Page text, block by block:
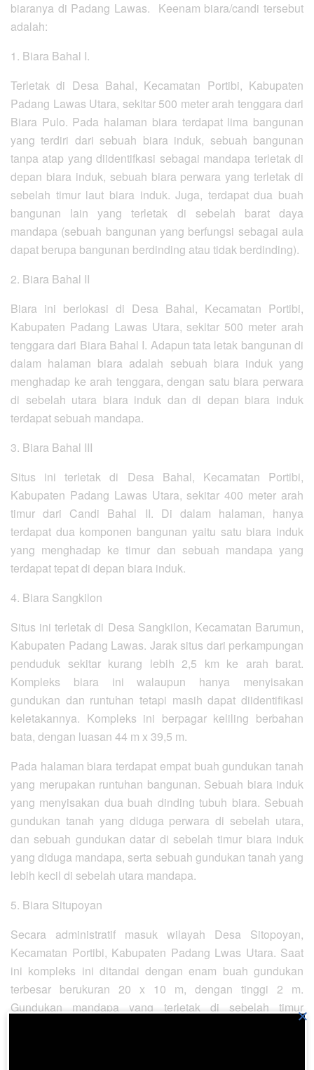
biaranya di Padang Lawas. Keenam biara/candi tersebut
adalah:
1. Biara Bahal I.
Terletak di Desa Bahal, Kecamatan Portibi, Kabupaten
Padang Lawas Utara, sekitar 500 meter arah tenggara dari
Biara Pulo. Pada halaman biara terdapat lima bangunan
yang terdiri dari sebuah biara induk, sebuah bangunan
tanpa atap yang diidentifkasi sebagai mandapa terletak di
depan biara induk, sebuah biara perwara yang terletak di
sebelah timur laut biara induk. Juga, terdapat dua buah
bangunan lain yang terletak di sebelah barat daya
mandapa (sebuah bangunan yang berfungsi sebagai aula
dapat berupa bangunan berdinding atau tidak berdinding).
2. Biara Bahal II
Biara ini berlokasi di Desa Bahal, Kecamatan Portibi,
Kabupaten Padang Lawas Utara, sekitar 500 meter arah
tenggara dari Biara Bahal I. Adapun tata letak bangunan di
dalam halaman biara adalah sebuah biara induk yang
menghadap ke arah tenggara, dengan satu biara perwara
di sebelah utara biara induk dan di depan biara induk
terdapat sebuah mandapa.
3. Biara Bahal III
Situs ini terletak di Desa Bahal, Kecamatan Portibi,
Kabupaten Padang Lawas Utara, sekitar 400 meter arah
timur dari Candi Bahal II. Di dalam halaman, hanya
terdapat dua komponen bangunan yaitu satu biara induk
yang menghadap ke timur dan sebuah mandapa yang
terdapat tepat di depan biara induk.
4. Biara Sangkilon
Situs ini terletak di Desa Sangkilon, Kecamatan Barumun,
Kabupaten Padang Lawas. Jarak situs dari perkampungan
penduduk sekitar kurang lebih 2,5 km ke arah barat.
Kompleks biara ini walaupun hanya menyisakan
gundukan dan runtuhan tetapi masih dapat diidentifikasi
keletakannya. Kompleks ini berpagar keliling berbahan
bata, dengan luasan 44 m x 39,5 m.
Pada halaman biara terdapat empat buah gundukan tanah
yang merupakan runtuhan bangunan. Sebuah biara induk
yang menyisakan dua buah dinding tubuh biara. Sebuah
gundukan tanah yang diduga perwara di sebelah utara,
dan sebuah gundukan datar di sebelah timur biara induk
yang diduga mandapa, serta sebuah gundukan tanah yang
lebih kecil di sebelah utara mandapa.
5. Biara Situpoyan
Secara administratif masuk wilayah Desa Sitopoyan,
Kecamatan Portibi, Kabupaten Padang Lwas Utara. Saat
ini kompleks ini ditandai dengan enam buah gundukan
terbesar berukuran 20 x 10 m, dengan tinggi 2 m.
Gundukan mandapa yang terletak di sebelah timur
gundukan terbesar berukuran 8 m x 6 m dengan tinggi 1,5×